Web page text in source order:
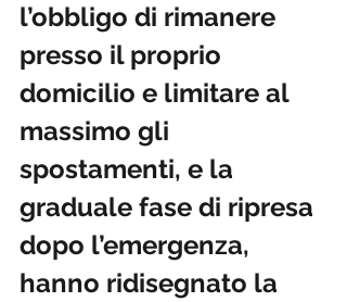
l’obbligo di rimanere
presso il proprio
domicilio e limitare al
massimo gli
spostamenti, e la
graduale fase di ripresa
dopo l’emergenza,
hanno ridisegnato la